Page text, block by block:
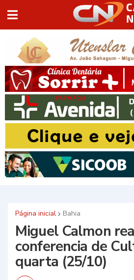
Página inicial Bahia
Miguel Calmon
conferencia de
quarta (25/10)